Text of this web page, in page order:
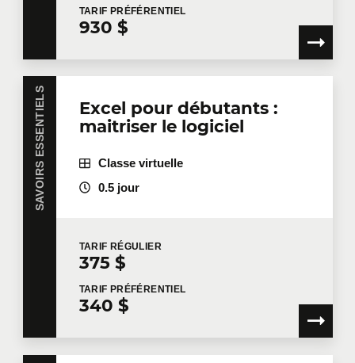
TARIF PRÉFÉRENTIEL
930 $
SAVOIRS ESSENTIELS
Excel pour débutants :
maitriser le logiciel
Classe virtuelle
0.5 jour
TARIF RÉGULIER
375 $
TARIF PRÉFÉRENTIEL
340 $